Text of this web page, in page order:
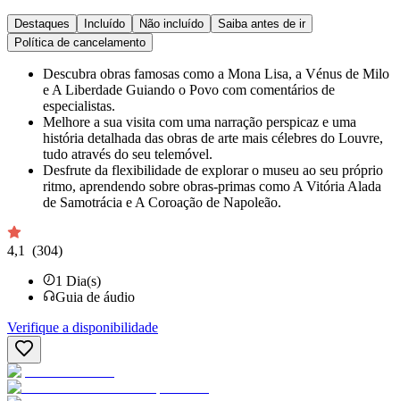
Destaques Incluído Não incluído
Saiba antes de ir
Política de cancelamento
Descubra obras famosas como a Mona Lisa, a Vénus de Milo
e A Liberdade Guiando o Povo com comentários de
especialistas.
Melhore a sua visita com uma narração perspicaz e uma
história detalhada das obras de arte mais célebres do Louvre,
tudo através do seu telemóvel.
Desfrute da flexibilidade de explorar o museu ao seu próprio
ritmo, aprendendo sobre obras-primas como A Vitória Alada
de Samotrácia e A Coroação de Napoleão.
4,1
(304)
1 Dia(s)
Guia de áudio
Verifique a disponibilidade